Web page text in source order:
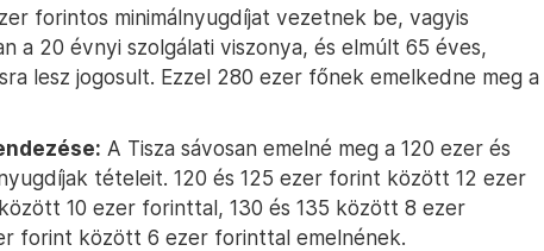
forintos minimálnyugdíjat vezetnek be, vagyis
a 20 évnyi szolgálati viszonya, és elmúlt 65 éves,
lesz jogosult. Ezzel 280 ezer főnek emelkedne meg a
A Tisza sávosan emelné meg a 120 ezer és
tételeit. 120 és 125 ezer forint között 12 ezer
10 ezer forinttal, 130 és 135 között 8 ezer
forint között 6 ezer forinttal emelnének.